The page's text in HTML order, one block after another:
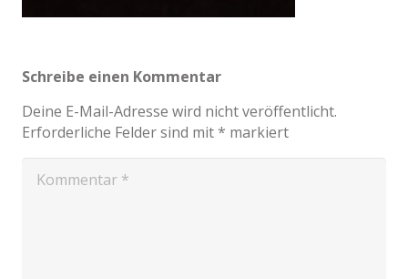
Schreibe einen Kommentar
Deine E-Mail-Adresse wird nicht veröffentlicht.
Erforderliche Felder sind mit* markiert